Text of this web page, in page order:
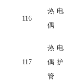
116
热电
偶
117
热电
偶护
管